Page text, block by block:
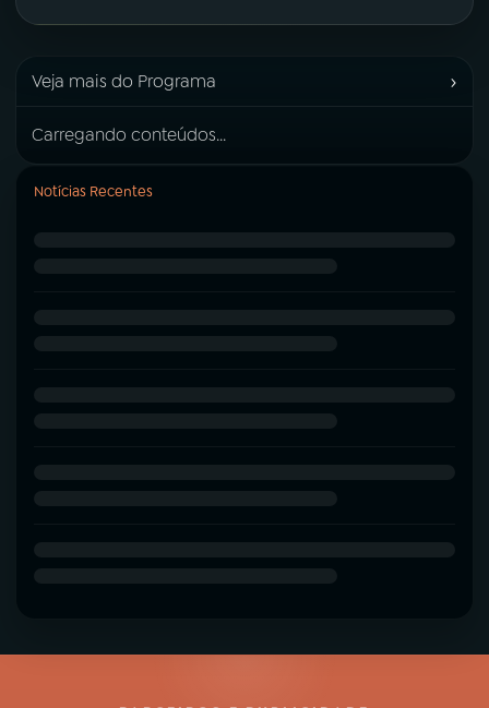
Veja mais do Programa ›
Carregando conteúdos...
Notícias Recentes